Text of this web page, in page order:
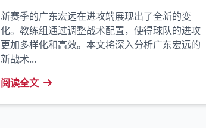
新赛季的广东宏远在进攻端展现出了全新的变
化。教练组通过调整战术配置，使得球队的进攻
更加多样化和高效。本文将深入分析广东宏远的
新战术...
阅读全文